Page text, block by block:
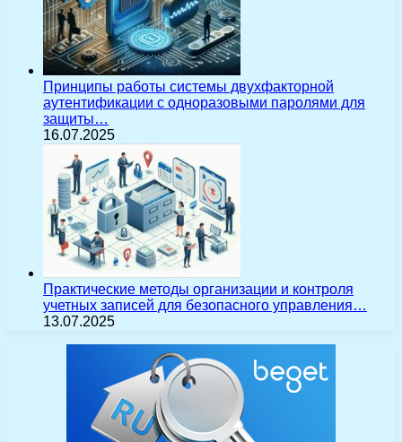
Принципы работы системы двухфакторной
аутентификации с одноразовыми паролями для
защиты…
16.07.2025
Практические методы организации и контроля
учетных записей для безопасного управления…
13.07.2025